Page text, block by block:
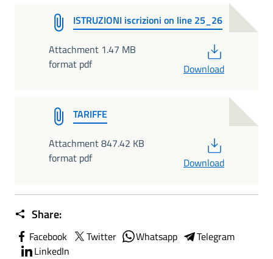
ISTRUZIONI iscrizioni on line 25_26
Attachment 1.47 MB
format pdf
Download
TARIFFE
Attachment 847.42 KB
format pdf
Download
Share:
Facebook Twitter Whatsapp
Telegram
LinkedIn